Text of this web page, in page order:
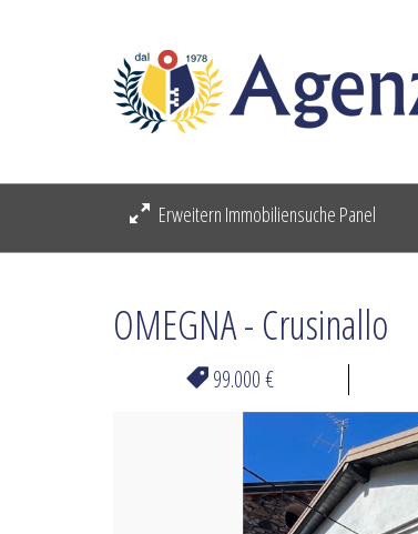
Erweitern Immobiliensuche Panel
OMEGNA - Crusinallo
99.000 €